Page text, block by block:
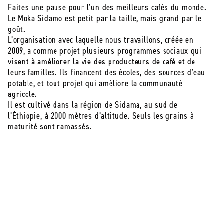
equitable
-
moulu/filtre
(origine
Ethiopie)
250
g
equitable
-
moulu/filtre
(origine
Ethiopie)
250
g
Faites une pause pour l’un des meilleurs cafés du monde.
Le Moka Sidamo est petit par la taille, mais grand par le
goût.
L’organisation avec laquelle nous travaillons, créée en
2009, a comme projet plusieurs programmes sociaux qui
visent à améliorer la vie des producteurs de café et de
leurs familles. Ils financent des écoles, des sources d’eau
potable, et tout projet qui améliore la communauté
agricole.
Il est cultivé dans la région de Sidama, au sud de
l’Éthiopie, à 2000 mètres d’altitude. Seuls les grains à
maturité sont ramassés.